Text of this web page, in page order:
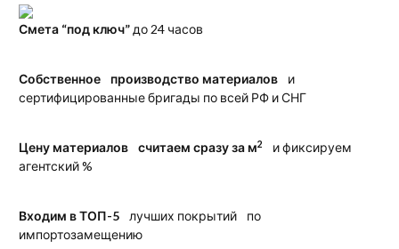
Смета “под ключ” до 24 часов
Собственное производство материалов и
сертифицированные бригады по всей РФ и СНГ
Цену материалов считаем сразу за м2
и фиксируем
агентский %
Входим в ТОП-5 лучших покрытий по
импортозамещению